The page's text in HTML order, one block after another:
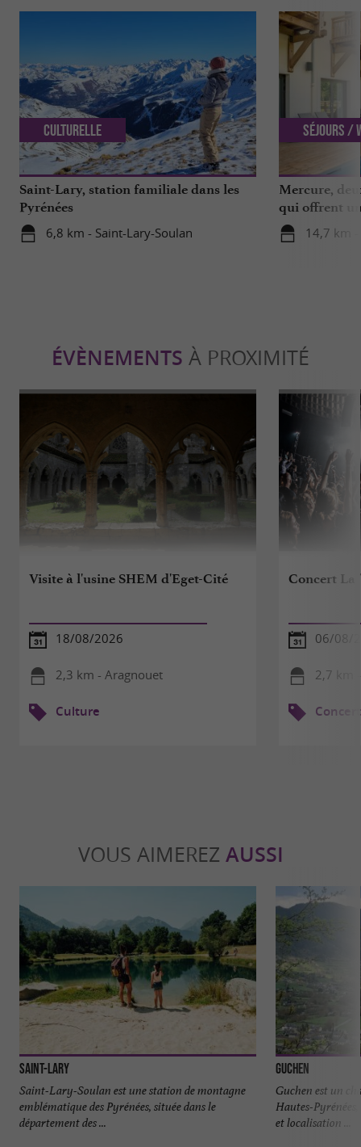
Saint-Lary, station familiale dans les
Pyrénées
6,8 km - Saint-Lary-Soulan
Culturelle
Mercure,
qui offrent
les Hautes-
14,7 km
Séjours /
ÉVÈNEMENTS À PROXIMITÉ
Visite à l'usine SHEM d'Eget-Cité
18/08/2026
2,3 km - Aragnouet
Culture
Concert La
06/08/
2,7 km
VOUS AIMEREZ AUSSI
Saint-Lary
Saint-Lary-Soulan est une station de montagne
emblématique des Pyrénées, située dans le
département des ...
Guchen
Guchen est un
Hautes-
et localisation ...